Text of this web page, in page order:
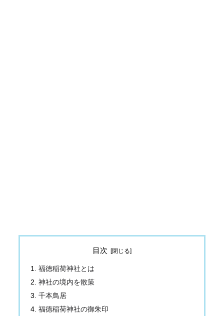
目次
福徳稲荷神社とは
神社の境内を散策
千本鳥居
福徳稲荷神社の御朱印